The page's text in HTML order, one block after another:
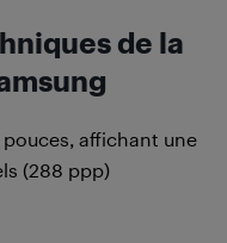
de la
pouces, affichant une
(288 ppp)